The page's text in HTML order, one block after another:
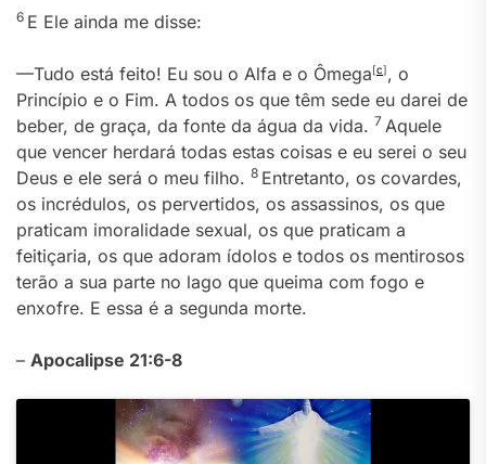
6 E Ele ainda me disse:
—Tudo está feito! Eu sou o Alfa e o Ômega[c], o
Princípio e o Fim. A todos os que têm sede eu darei de
beber, de graça, da fonte da água da vida. 7 Aquele
que vencer herdará todas estas coisas e eu serei o seu
Deus e ele será o meu filho. 8 Entretanto, os covardes,
os incrédulos, os pervertidos, os assassinos, os que
praticam imoralidade sexual, os que praticam a
feitiçaria, os que adoram ídolos e todos os mentirosos
terão a sua parte no lago que queima com fogo e
enxofre. E essa é a segunda morte.
– Apocalipse 21:6-8